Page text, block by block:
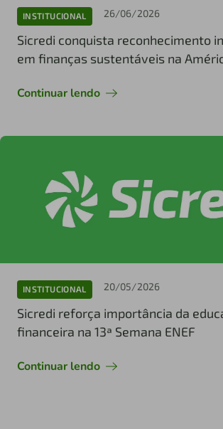
INSTITUCIONAL 26/06/2026
Sicredi conquista reconhecimento
em finanças sustentáveis na
Continuar lendo
INSTITUCIONAL 20/05/2026
Sicredi reforça importância da
financeira na 13ª Semana ENEF
Continuar lendo